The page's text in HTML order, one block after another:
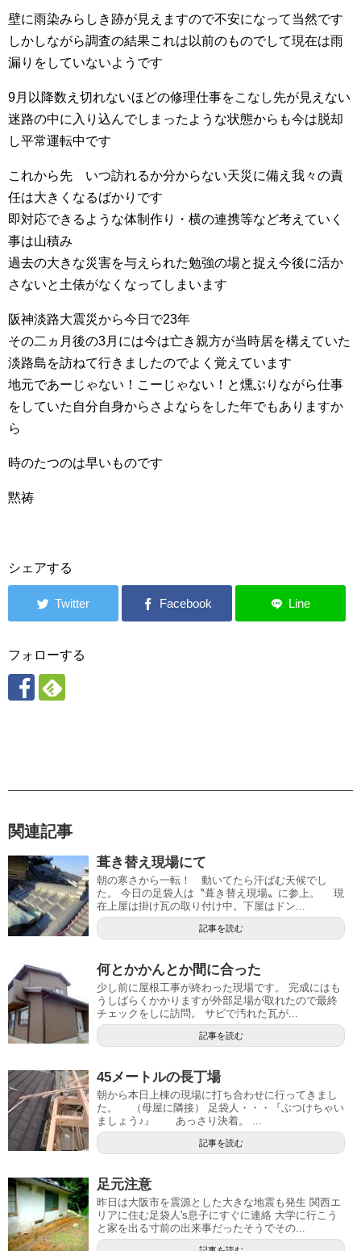
壁に雨染みらしき跡が見えますので不安になって当然です
しかしながら調査の結果これは以前のものでして現在は雨
漏りをしていないようです
9月以降数え切れないほどの修理仕事をこなし先が見えない
迷路の中に入り込んでしまったような状態からも今は脱却
し平常運転中です
これから先 いつ訪れるか分からない天災に備え我々の責
任は大きくなるばかりです
即対応できるような体制作り・横の連携等など考えていく
事は山積み
過去の大きな災害を与えられた勉強の場と捉え今後に活か
さないと土俵がなくなってしまいます
阪神淡路大震災から今日で23年
その二ヵ月後の3月には今は亡き親方が当時居を構えていた
淡路島を訪ねて行きましたのでよく覚えています
地元であーじゃない！こーじゃない！と燻ぶりながら仕事
をしていた自分自身からさよならをした年でもありますか
ら
時のたつのは早いものです
黙祷
シェアする
フォローする
関連記事
葺き替え現場にて
朝の寒さから一転！ 動いてたら汗ばむ天候でし
た。 今日の足袋人は〝葺き替え現場〟に参上。 現
在上屋は掛け瓦の取り付け中。下屋はドン...
記事を読む
何とかかんとか間に合った
少し前に屋根工事が終わった現場です。 完成にはも
うしばらくかかりますが外部足場が取れたので最終
チェックをしに訪問。 サビで汚れた瓦が...
記事を読む
45メートルの長丁場
朝から本日上棟の現場に打ち合わせに行ってきまし
た。 （母屋に隣接） 足袋人・・・『ぶつけちゃい
ましょう♪』 あっさり決着。 ...
記事を読む
足元注意
昨日は大阪市を震源とした大きな地震も発生 関西エ
リアに住む足袋人's息子にすぐに連絡 大学に行こう
と家を出る寸前の出来事だったそうでその...